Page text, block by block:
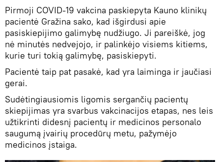
Pirmoji COVID-19 vakcina paskiepyta Kauno klinikų
pacientė Gražina sako, kad išgirdusi apie
pasiskiepijimo galimybę nudžiugo. Ji pareiškė, jog
nė minutės nedvejojo, ir palinkėjo visiems kitiems,
kurie turi tokią galimybę, pasiskiepyti.
Pacientė taip pat pasakė, kad yra laiminga ir jaučiasi
gerai.
Sudėtingiausiomis ligomis sergančių pacientų
skiepijimas yra svarbus vakcinacijos etapas, nes leis
užtikrinti didesnį pacientų ir medicinos personalo
saugumą įvairių procedūrų metu, pažymėjo
medicinos įstaiga.